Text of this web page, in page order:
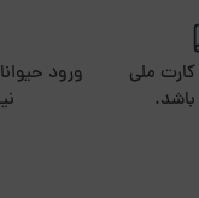
ملی
باشد.
ورود